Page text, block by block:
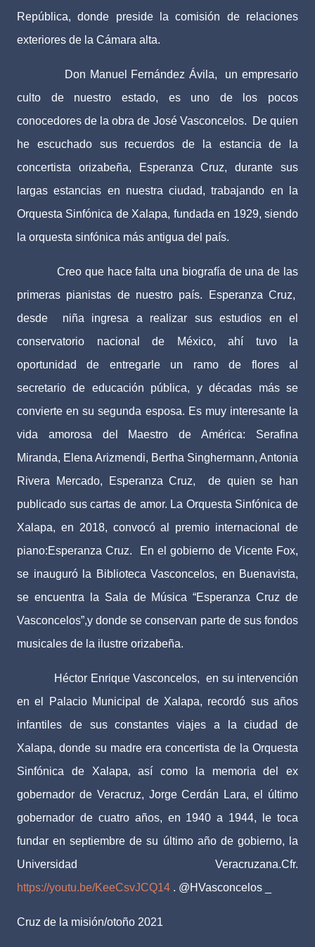
República, donde preside la comisión de relaciones
exteriores de la Cámara alta.
Don Manuel Fernández Ávila,
un empresario
culto de nuestro estado, es uno de los pocos
conocedores de la obra de José Vasconcelos.
De quien
he escuchado sus recuerdos de la estancia de la
concertista orizabeña, Esperanza Cruz, durante sus
largas estancias en nuestra ciudad, trabajando en la
Orquesta Sinfónica de Xalapa, fundada en 1929, siendo
la orquesta sinfónica más antigua del país.
Creo que hace falta una biografía de una de las
primeras pianistas de nuestro país. Esperanza Cruz,
desde
niña ingresa a realizar sus estudios en el
conservatorio nacional de México, ahí tuvo la
oportunidad de entregarle un ramo de flores al
secretario de educación pública, y décadas más se
convierte en su segunda esposa. Es muy interesante la
vida amorosa del Maestro de América: Serafina
Miranda, Elena Arizmendi, Bertha Singhermann, Antonia
Rivera Mercado, Esperanza Cruz,
de quien se han
publicado sus cartas de amor. La Orquesta Sinfónica de
Xalapa, en 2018, convocó al premio internacional de
piano:Esperanza Cruz.
En el gobierno de Vicente Fox,
se inauguró la Biblioteca Vasconcelos, en Buenavista,
se encuentra la Sala de Música “Esperanza Cruz de
Vasconcelos”,y donde se conservan parte de sus fondos
musicales de la ilustre orizabeña.
Héctor Enrique Vasconcelos, en su intervención
en el Palacio Municipal de Xalapa, recordó sus años
infantiles de sus constantes viajes a la ciudad de
Xalapa, donde su madre era concertista de la Orquesta
Sinfónica de Xalapa, así como la memoria del ex
gobernador de Veracruz, Jorge Cerdán Lara, el último
gobernador de cuatro años, en 1940 a 1944, le toca
fundar en septiembre de su último año de gobierno, la
Universidad Veracruzana.Cfr.
https://youtu.be/KeeCsvJCQ14 . @HVasconcelos _
Cruz de la misión/otoño 2021